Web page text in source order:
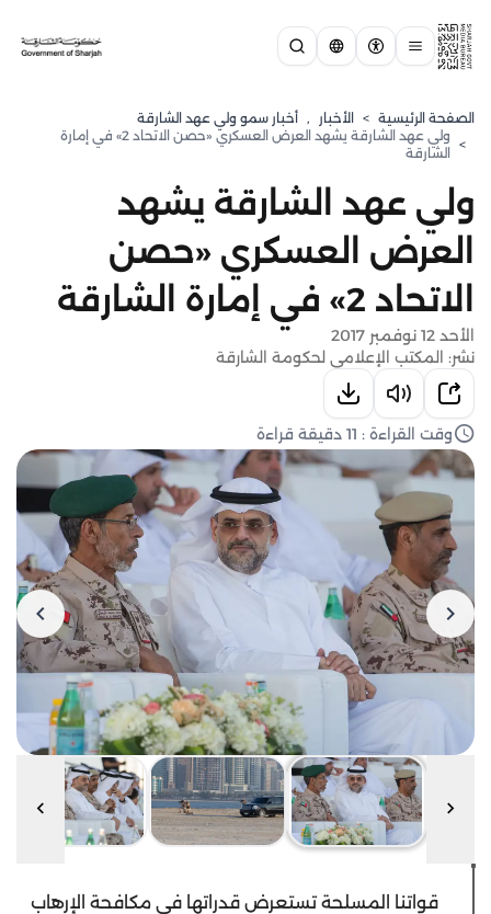
الصفحة الرئيسية > الأخبار , ⁠أخبار سمو ولي عهد الشارقة
>
ولي عهد الشارقة يشهد العرض العسكري «حصن الاتحاد 2» في إمارة
الشارقة
ولي عهد الشارقة يشهد
العرض العسكري «حصن
الاتحاد 2» في إمارة الشارقة
الأحد 12 نوفمبر 2017
نشر: المكتب الإعلامي لحكومة الشارقة
وقت القراءة : 11 دقيقة قراءة
قواتنا المسلحة تستعرض قدراتها في مكافحة الإرهاب